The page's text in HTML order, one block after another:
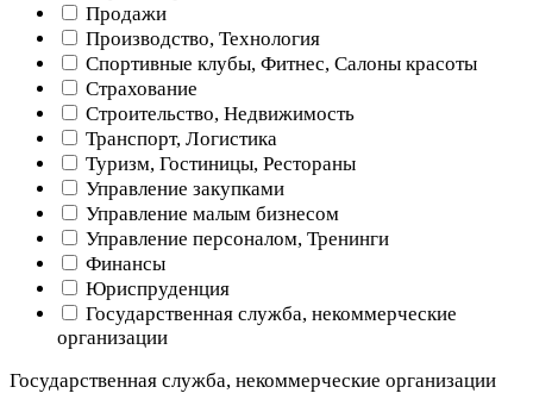
Продажи
Производство, Технология
Спортивные клубы, Фитнес, Салоны красоты
Страхование
Строительство, Недвижимость
Транспорт, Логистика
Туризм, Гостиницы, Рестораны
Управление закупками
Управление малым бизнесом
Управление персоналом, Тренинги
Финансы
Юриспруденция
Государственная служба, некоммерческие
организации
Государственная служба, некоммерческие организации